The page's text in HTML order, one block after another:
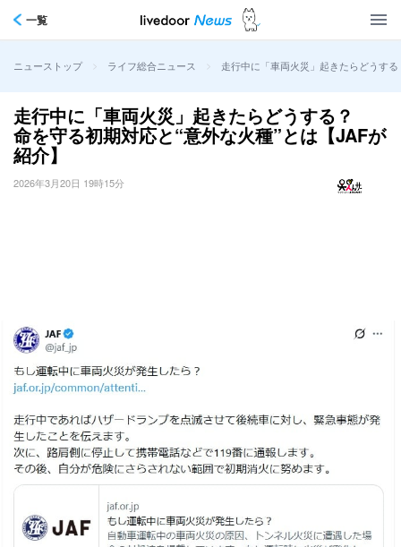
一覧
ニューストップ > ライフ総合ニュース > 走行中に「車両火災」起きたらどうす
走行中に「車両火災」起きたらどうする？
命を守る初期対応と“意外な火種”とは【JAFが
紹介】
2026年3月20日 19時15分